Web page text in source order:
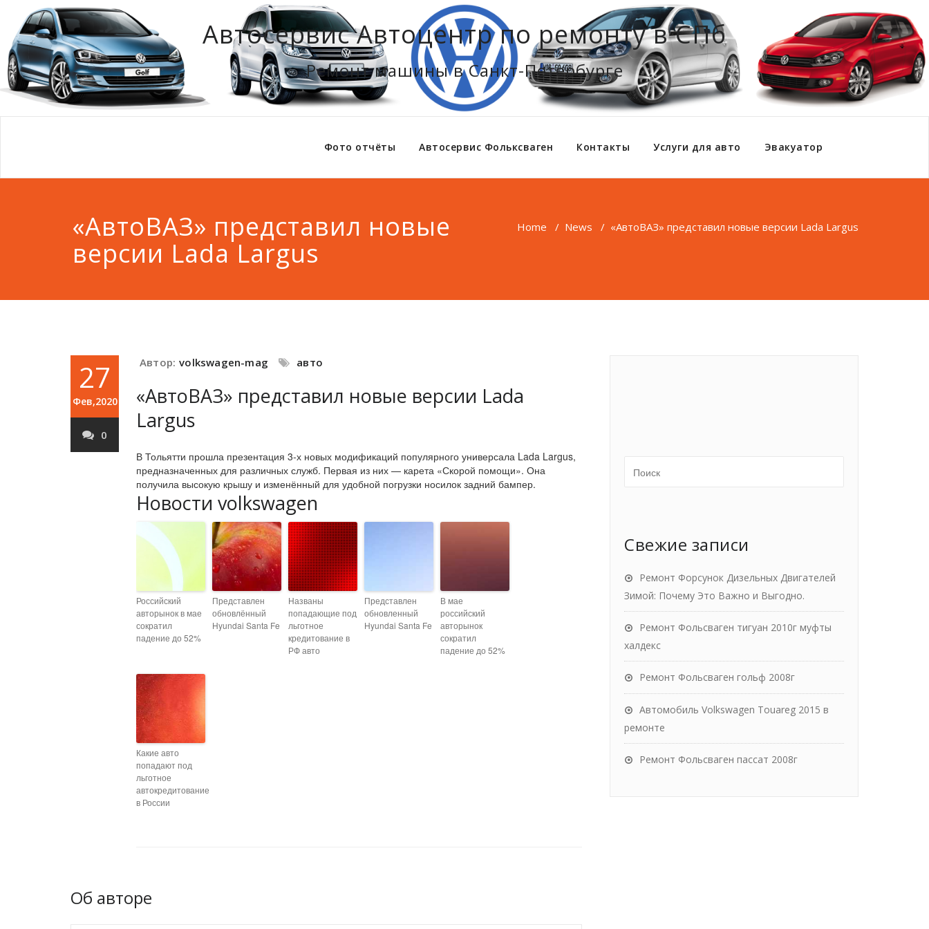
Автосервис Автоцентр по ремонту в СПб
Ремонт машины в Санкт-Петербурге
Фото отчёты Автосервис Фольксваген Контакты Услуги для авто Эвакуатор
«АвтоВАЗ» представил новые
версии Lada Largus
Home / News / «АвтоВАЗ» представил новые версии Lada Largus
27
Фев,2020
0
Автор: volkswagen-mag авто
«АвтоВАЗ» представил новые версии Lada
Largus
В Тольятти прошла презентация 3-х новых модификаций популярного универсала Lada Largus,
предназначенных для различных служб. Первая из них — карета «Скорой помощи». Она
получила высокую крышу и изменённый для удобной погрузки носилок задний бампер.
Новости volkswagen
Российский
авторынок в мае
сократил
падение до 52%
Представлен
обновлённый
Hyundai Santa Fe
Названы
попадающие под
льготное
кредитование в
РФ авто
Представлен
обновленный
Hyundai Santa Fe
В мае
российский
авторынок
сократил
падение до 52%
Какие авто
попадают под
льготное
автокредитование
в России
Об авторе
Свежие записи
Ремонт Форсунок Дизельных Двигателей
Зимой: Почему Это Важно и Выгодно.
Ремонт Фольсваген тигуан 2010г муфты
халдекс
Ремонт Фольсваген гольф 2008г
Автомобиль Volkswagen Touareg 2015 в
ремонте
Ремонт Фольсваген пассат 2008г